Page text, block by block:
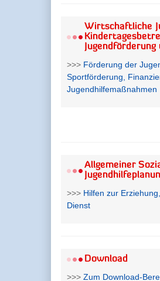
Wirtschaftliche
>>> Förderung der
Sportförderung,
Jugendhilfemaßnahmen
Allgemeiner
>>> Hilfen zur
Dienst
Download
>>> Zum Download-